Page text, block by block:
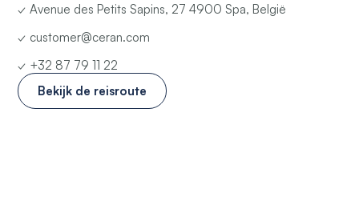
✓ Avenue des Petits Sapins, 27 4900 Spa, België
✓ customer@ceran.com
✓ +32 87 79 11 22
Bekijk de reisroute